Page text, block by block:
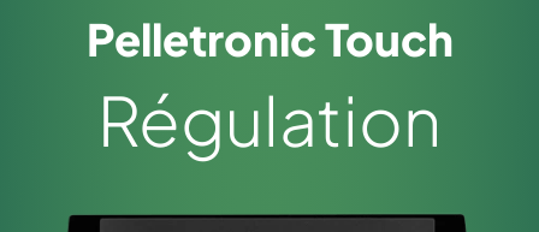
Pelletronic Touch
Régulation